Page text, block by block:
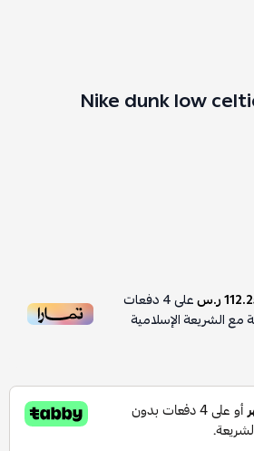
Nike dunk low
ر.س على4دفعات
مع الشريعة الإسلامية